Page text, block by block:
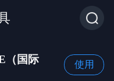
（国际
使用